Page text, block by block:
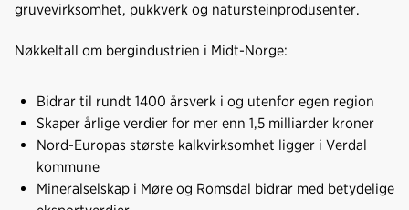
gruvevirksomhet, pukkverk og natursteinprodusenter.
Nøkkeltall om bergindustrien i Midt-Norge:
Bidrar til rundt 1400 årsverk i og utenfor egen region
Skaper årlige verdier for mer enn 1,5 milliarder kroner
Nord-Europas største kalkvirksomhet ligger i Verdal
kommune
Mineralselskap i Møre og Romsdal bidrar med betydelige